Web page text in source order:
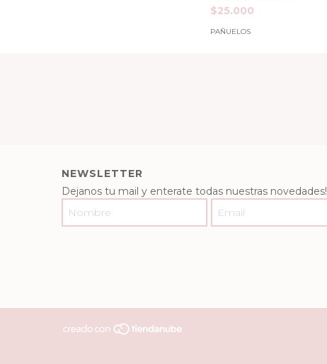
$25.000
PAÑUELOS
NEWSLETTER
Dejanos tu mail y enterate todas nuestras novedades!